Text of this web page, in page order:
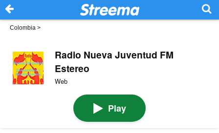
Colombia >
Radio Nueva Juventud FM
Estereo
Web
Play